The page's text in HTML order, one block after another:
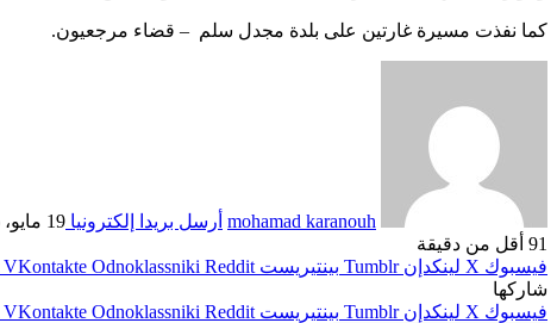
كما نفذت مسيرة غارتين على بلدة مجدل سلم – قضاء مرجعيون.
mohamad karanouh أرسل بريدا إلكترونيا 19 مايو، 2026
91 أقل من دقيقة
فيسبوك ‫X لينكدإن بينتيريست Odnoklassniki
شاركها
فيسبوك ‫X لينكدإن بينتيريست Odnoklassniki